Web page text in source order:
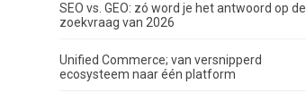
SEO vs. GEO: zó word je het antwoord op de
zoekvraag van 2026
Unified Commerce; van versnipperd
ecosysteem naar één platform